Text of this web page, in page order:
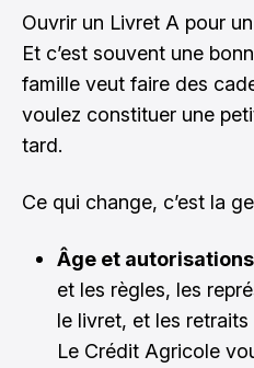
Ouvrir un Livret A pour
Et c’est souvent une
famille veut faire des
voulez constituer une
tard.
Ce qui change, c’est la
Âge et autorisations
et les règles, les
le livret, et les
Le Crédit Agricole